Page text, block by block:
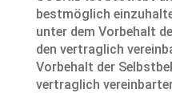
bestmöglich
unter dem Vorbehalt
den vertraglich
Vorbehalt der
vertraglich